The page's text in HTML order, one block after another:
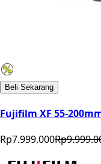
Beli Sekarang
Fujifilm XF 55-
Rp7.999.000